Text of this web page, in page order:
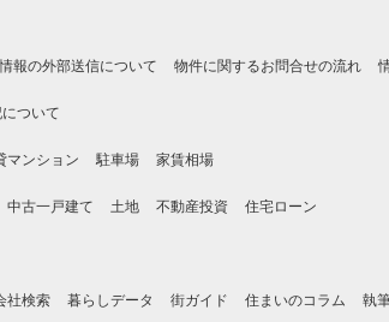
報の外部送信について 物件に関するお問合せの流れ
ついて
マンション 駐車場 家賃相場
中古一戸建て 土地 不動産投資 住宅ローン
社検索 暮らしデータ 街ガイド 住まいのコラム 執